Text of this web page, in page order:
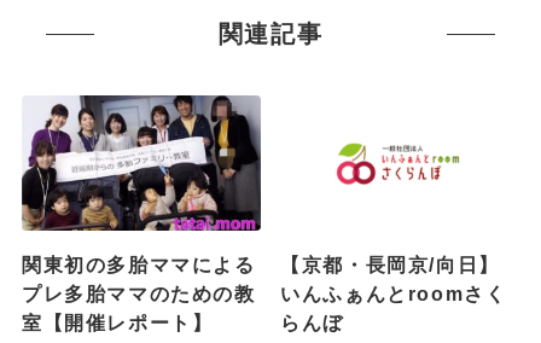
関連記事
関東初の多胎ママによる
プレ多胎ママのための教
室【開催レポート】
【京都・長岡京/向日】
いんふぁんとroomさく
らんぼ